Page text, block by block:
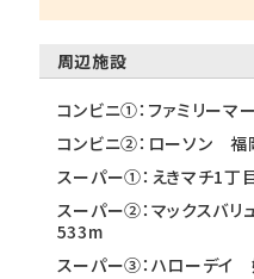
周辺施設
コンビニ①：ファミリー
コンビニ②：ローソン
スーパー①：えきマチ1
スーパー②：マックスバ
533m
スーパー③：ハローデ